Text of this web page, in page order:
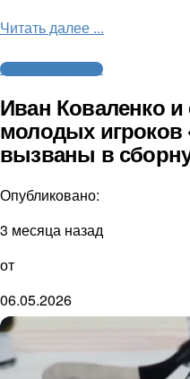
Читать далее ...
Молодежный хоккей
Иван Коваленко и
молодых игроков
вызваны в
Опубликовано:
3 месяца назад
от
06.05.2026